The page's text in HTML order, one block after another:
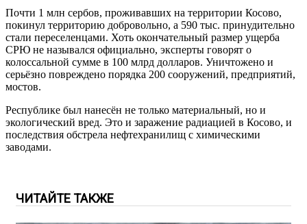
Почти 1 млн сербов, проживавших на территории Косово,
покинул территорию добровольно, а 590 тыс. принудительно
стали переселенцами. Хоть окончательный размер ущерба
СРЮ не назывался официально, эксперты говорят о
колоссальной сумме в 100 млрд долларов. Уничтожено и
серьёзно повреждено порядка 200 сооружений, предприятий,
мостов.
Республике был нанесён не только материальный, но и
экологический вред. Это и заражение радиацией в Косово, и
последствия обстрела нефтехранилищ с химическими
заводами.
ЧИТАЙТЕ ТАКЖЕ